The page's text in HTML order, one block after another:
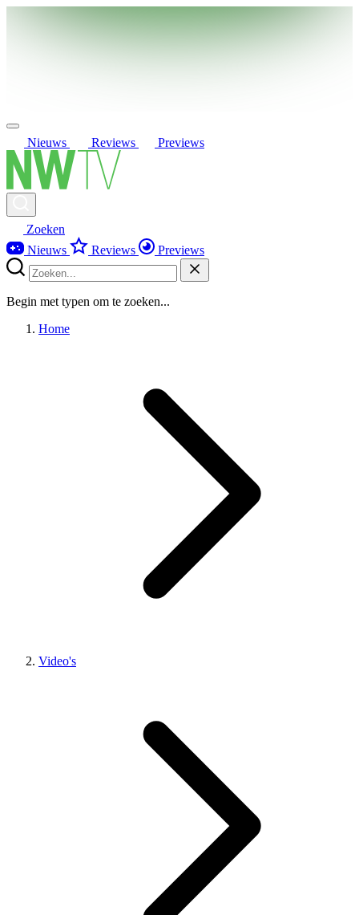
Nieuws Reviews Previews
Zoeken
Nieuws
Reviews Previews
Begin met typen om te zoeken...
Home
Video's